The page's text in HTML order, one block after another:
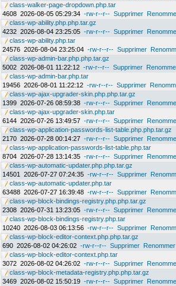
class-walker-page-dropdown.php.tar
4608 2026-08-05 05:29:34 -rw-r--r-- Supprimer
class-wp-ability.php.php.tar.gz
4232 2026-08-04 23:25:05 -rw-r--r-- Supprimer
class-wp-ability.php.tar
24576 2026-08-04 23:25:04 -rw-r--r-- Supprimer
class-wp-admin-bar.php.php.tar.gz
5002 2026-08-01 11:22:12 -rw-r--r-- Supprimer
class-wp-admin-bar.php.tar
19456 2026-08-01 11:22:12 -rw-r--r-- Supprimer
class-wp-ajax-upgrader-skin.php.php.tar.gz
1399 2026-07-26 08:59:38 -rw-r--r-- Supprimer
class-wp-ajax-upgrader-skin.php.tar
6144 2026-07-26 13:49:57 -rw-r--r-- Supprimer
class-wp-application-passwords-list-table.php.php.tar.gz
2170 2026-07-28 00:14:27 -rw-r--r-- Supprimer
class-wp-application-passwords-list-table.php.tar
8704 2026-07-28 13:14:35 -rw-r--r-- Supprimer
class-wp-automatic-updater.php.php.tar.gz
14501
2026-07-27 07:24:35 -rw-r--r-- Supprimer
class-wp-automatic-updater.php.tar
63488 2026-07-27 16:39:48 -rw-r--r-- Supprimer
class-wp-block-bindings-registry.php.php.tar.gz
2308 2026-07-31 13:23:05 -rw-r--r-- Supprimer
class-wp-block-bindings-registry.php.tar
10240 2026-08-03 06:13:56 -rw-r--r-- Supprimer
class-wp-block-editor-context.php.php.tar.gz
690 2026-08-02 04:26:02 -rw-r--r-- Supprimer Renommer
class-wp-block-editor-context.php.tar
3072 2026-08-02 04:26:02 -rw-r--r-- Supprimer
class-wp-block-metadata-registry.php.php.tar.gz
3469 2026-08-02 15:50:19 -rw-r--r-- Supprimer